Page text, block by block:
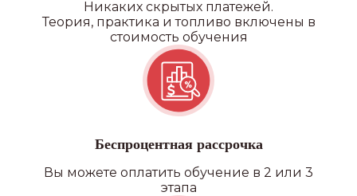
Никаких скрытых платежей.
Теория, практика и топливо включены в
стоимость обучения
Беспроцентная рассрочка
Вы можете оплатить обучение в 2 или 3
этапа